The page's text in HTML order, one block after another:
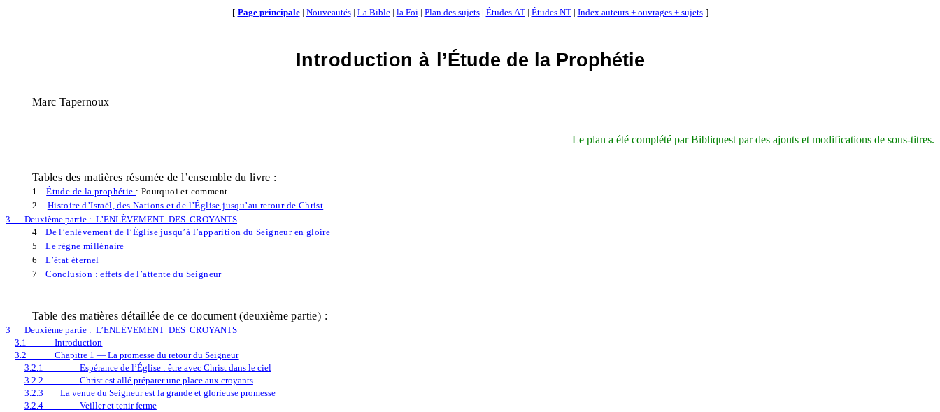
[ Page principale| Nouveautés| La Bible| la Foi| Plan des sujets| Études AT| Études NT| Index auteurs + ouvrages + sujets ]
Introduction à l’Étude de la Prophétie
Marc Tapernoux
Le plan a été complété par Bibliquest par des ajouts et modifications de sous-titres.
Tables des matières résumée de l’ensemble du livre :
1. Étude de la prophétie : Pourquoi et comment
2.
Histoire d’Israël, des Nations et de l’Église jusqu’au retour de Christ
3
Deuxième partie : L’ENLÈVEMENT DES CROYANTS
4
De l’enlèvement de l’Église jusqu’à l’apparition du Seigneur en gloire
5
Le règne millénaire
6
L’état éternel
7
Conclusion : effets de l’attente du Seigneur
Table des matières détaillée de ce document (deuxième partie) :
3 Deuxième partie : L’ENLÈVEMENT DES CROYANTS
3.1
Introduction
3.2
Chapitre 1 — La promesse du retour du Seigneur
3.2.1
Espérance de l’Église : être avec Christ dans le ciel
3.2.2
Christ est allé préparer une place aux croyants
3.2.3
La venue du Seigneur est la grande et glorieuse promesse
3.2.4
Veiller et tenir ferme